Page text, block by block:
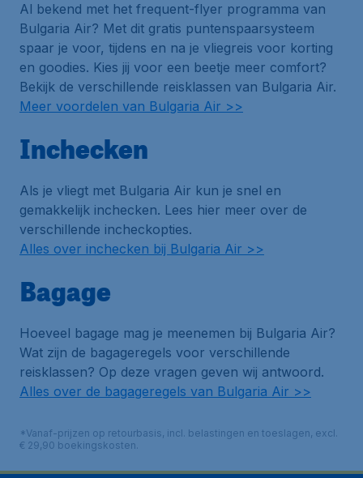
Al bekend met het frequent-flyer programma van
Bulgaria Air? Met dit gratis puntenspaarsysteem
spaar je voor, tijdens en na je vliegreis voor korting
en goodies. Kies jij voor een beetje meer comfort?
Bekijk de verschillende reisklassen van Bulgaria Air.
Meer voordelen van Bulgaria Air >>
Inchecken
Als je vliegt met Bulgaria Air kun je snel en
gemakkelijk inchecken. Lees hier meer over de
verschillende incheckopties.
Alles over inchecken bij Bulgaria Air >>
Bagage
Hoeveel bagage mag je meenemen bij Bulgaria Air?
Wat zijn de bagageregels voor verschillende
reisklassen? Op deze vragen geven wij antwoord.
Alles over de bagageregels van Bulgaria Air >>
*Vanaf-prijzen op retourbasis, incl. belastingen en toeslagen, excl.
€ 29,90 boekingskosten.